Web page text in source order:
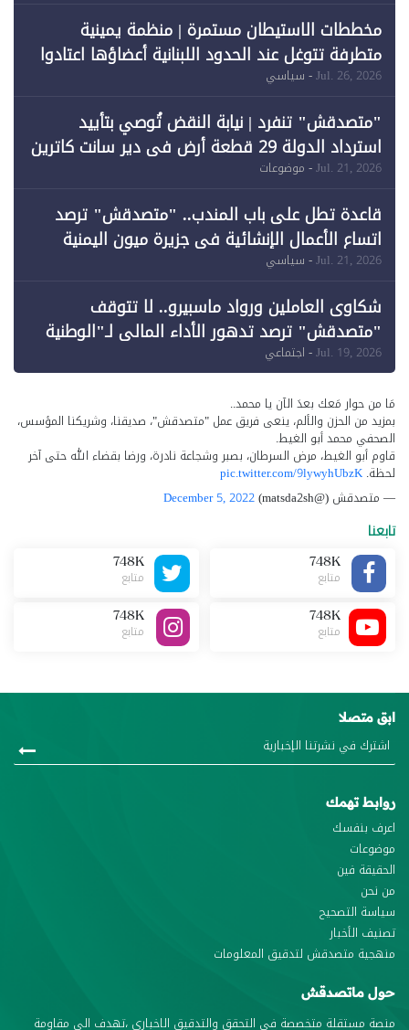
مخططات الاستيطان مستمرة | منظمة يمينية
متطرفة تتوغل عند الحدود اللبنانية أعضاؤها اعتادوا
خرق الحدود
Jul. 26, 2026- سياسي
"متصدقش" تنفرد | نيابة النقض تُوصي بتأييد
استرداد الدولة 29 قطعة أرض في دير سانت كاترين
وقبول طعن الحكومة جزئيًا (1)
Jul. 21, 2026- موضوعات
قاعدة تطل على باب المندب.. "متصدقش" ترصد
اتساع الأعمال الإنشائية في جزيرة ميون اليمنية
Jul. 21, 2026- سياسي
شكاوى العاملين ورواد ماسبيرو.. لا تتوقف
"متصدقش" ترصد تدهور الأداء المالي لـ"الوطنية
للإعلام"
Jul. 19, 2026- اجتماعي
مَا من حوار مَعك بعدَ الآن يا محمد..
بمزيد من الحزن والألم، ينعى فريق عمل "متصدقش"، صديقنا، وشريكنا المؤسس،
الصحفي محمد أبو الغيط.
قاوم أبو الغيط، مرض السرطان، بصبر وشجاعة نادرة، ورضا بقضاء الله حتى آخر
لحظة. pic.twitter.com/9lywyhUbzK
— متصدقش (@matsda2sh)
December 5, 2022
تابعنا
748K
متابع
748K
متابع
748K
متابع
748K
متابع
ابق متصلا
روابط تهمك
اعرف بنفسك
موضوعات
الحقيقة فين
من نحن
سياسة التصحيح
تصنيف الأخبار
منهجية متصدقش لتدقيق المعلومات
حول ماتصدقش
منصة مستقلة متخصصة في التحقق والتدقيق الاخباري ،تهدف الى مقاومة